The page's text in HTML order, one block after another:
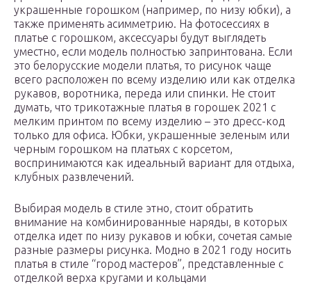
украшенные горошком (например, по низу юбки), а
также применять асимметрию. На фотосессиях в
платье с горошком, аксессуары будут выглядеть
уместно, если модель полностью запринтована. Если
это белорусские модели платья, то рисунок чаще
всего расположен по всему изделию или как отделка
рукавов, воротника, переда или спинки. Не стоит
думать, что трикотажные платья в горошек 2021 с
мелким принтом по всему изделию – это дресс-код
только для офиса. Юбки, украшенные зеленым или
черным горошком на платьях с корсетом,
воспринимаются как идеальный вариант для отдыха,
клубных развлечений.
Выбирая модель в стиле этно, стоит обратить
внимание на комбинированные наряды, в которых
отделка идет по низу рукавов и юбки, сочетая самые
разные размеры рисунка. Модно в 2021 году носить
платья в стиле “город мастеров”, представленные с
отделкой верха кругами и кольцами